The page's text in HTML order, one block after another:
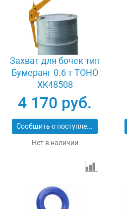
Захват для бочек тип
Бумеранг 0.6 т TOHO
XK48508
4 170 руб.
Сообщить о поступлении
Нет в наличии